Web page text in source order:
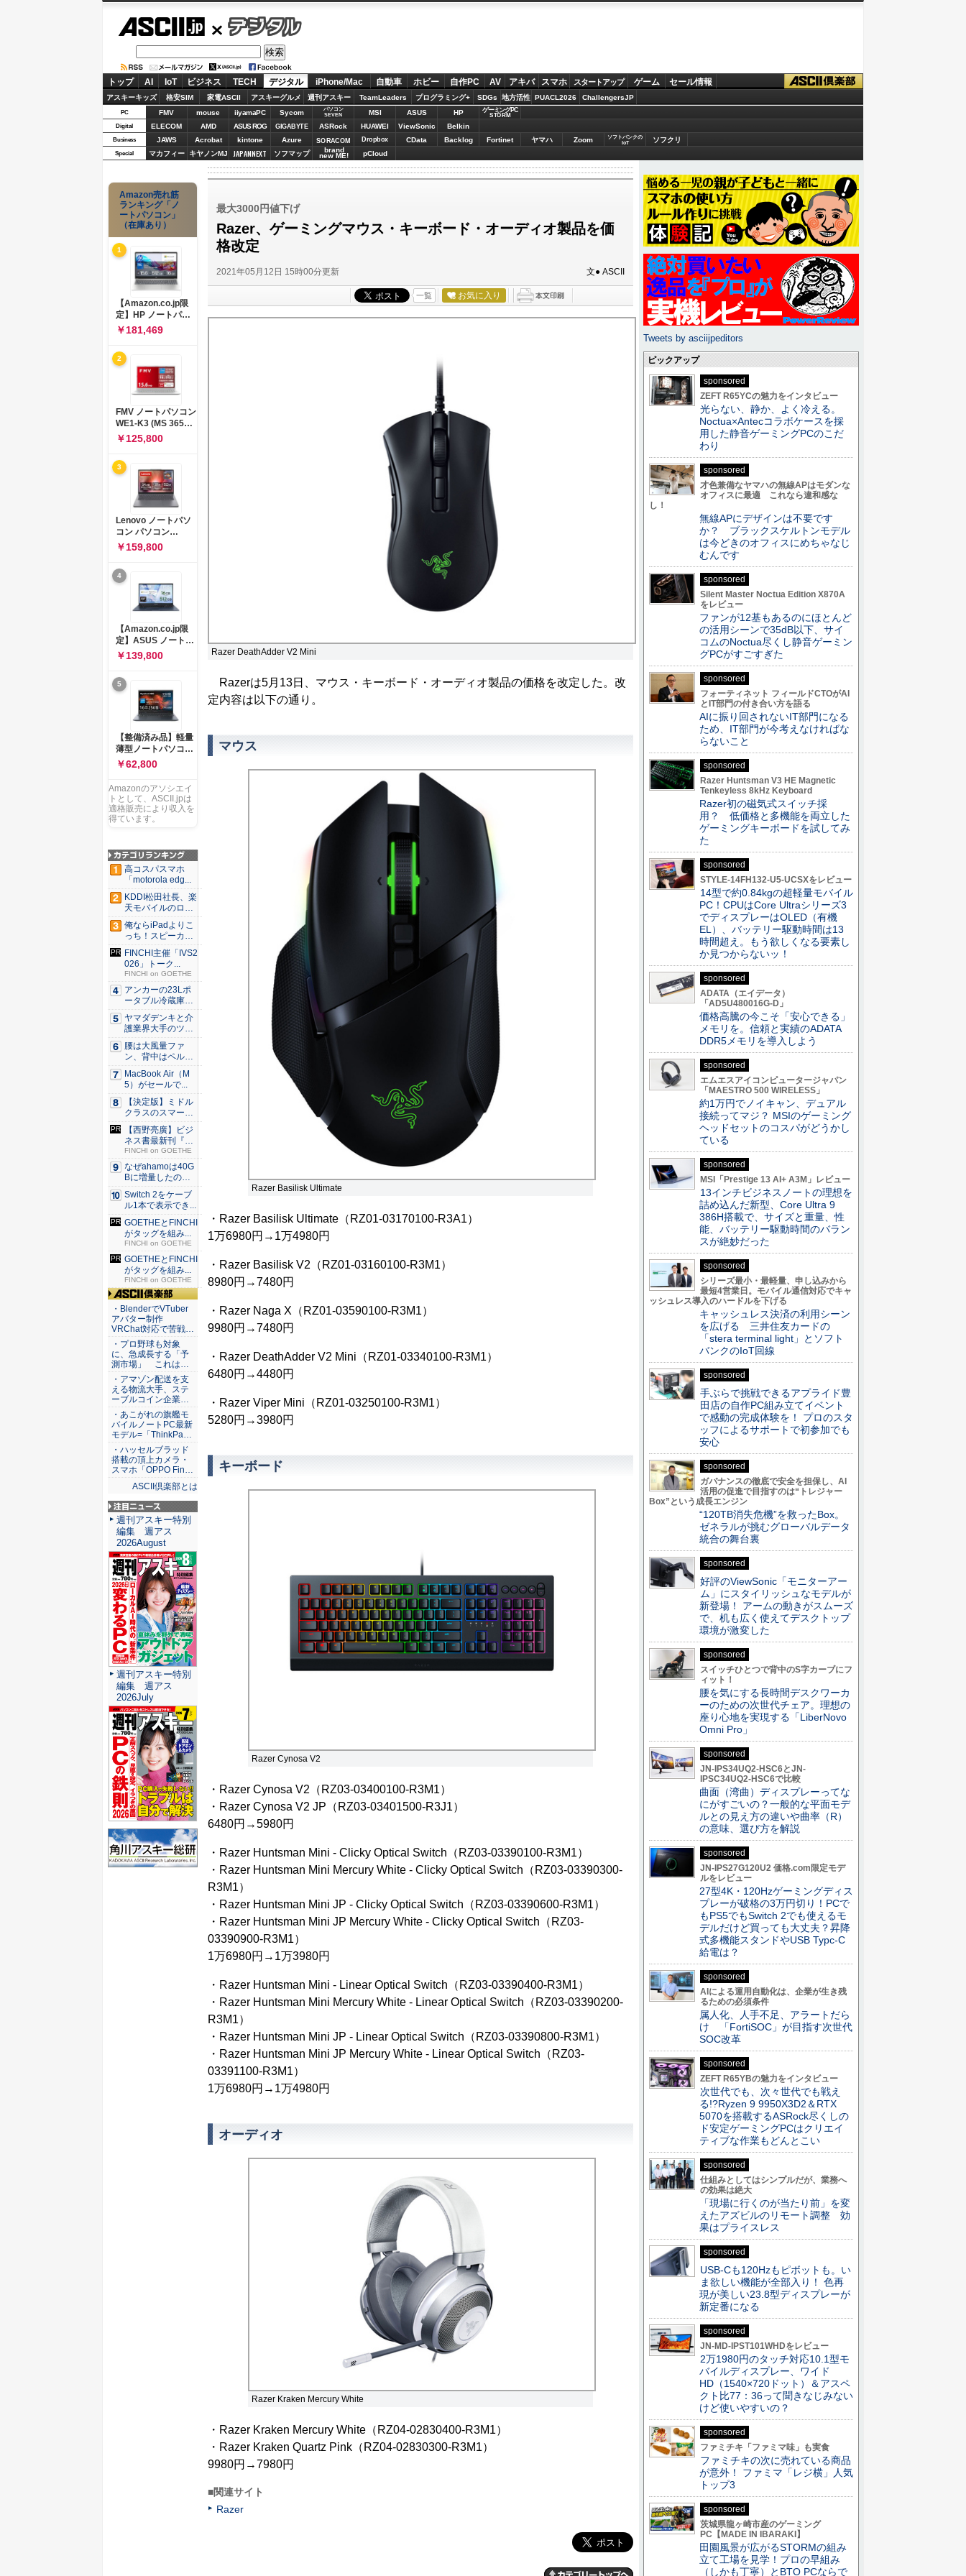
デジタル
トップ AI IoT ビジネス TECH デジタル iPhone/Mac 自動車 ホビー 自作PC AV アキバ スマホ スタートアップ ゲーム セール情報
アスキーキッズ 格安SIM 家電ASCII アスキーグルメ 週刊アスキー TeamLeaders プログラミング+ SDGs 地方活性 PUACL2026 ChallengersJP
PC FMV mouse iiyamaPC Sycom
パソコン
SEVEN
MSI ASUS HP ゲーミングPC
STORM
Digital ELECOM AMD ASUS ROG GIGABYTE ASRock HUAWEI ViewSonic Belkin
Business JAWS Acrobat kintone Azure SORACOM Dropbox CData Backlog Fortinet ヤマハ Zoom
ソフトバンクの
IoT
ソフクリ
Special マカフィー キヤノンMJ JAPANNEXT ソフマップ brand
new ME! pCloud
最大3000円値下げ
Razer、ゲーミングマウス・キーボード・オーディオ製品を価
格改定
2021年05月12日 15時00分更新 文● ASCII
一覧 お気に入り
Razer DeathAdder V2 Mini
Razerは5月13日、マウス・キーボード・オーディオ製品の価格を改定した。改
定内容は以下の通り。
マウス
Razer Basilisk Ultimate
・Razer Basilisk Ultimate（RZ01-03170100-R3A1）
1万6980円→1万4980円
・Razer Basilisk V2（RZ01-03160100-R3M1）
8980円→7480円
・Razer Naga X（RZ01-03590100-R3M1）
9980円→7480円
・Razer DeathAdder V2 Mini（RZ01-03340100-R3M1）
6480円→4480円
・Razer Viper Mini（RZ01-03250100-R3M1）
5280円→3980円
キーボード
Razer Cynosa V2
・Razer Cynosa V2（RZ03-03400100-R3M1）
・Razer Cynosa V2 JP（RZ03-03401500-R3J1）
6480円→5980円
・Razer Huntsman Mini - Clicky Optical Switch（RZ03-03390100-R3M1）
・Razer Huntsman Mini Mercury White - Clicky Optical Switch（RZ03-03390300-
R3M1）
・Razer Huntsman Mini JP - Clicky Optical Switch（RZ03-03390600-R3M1）
・Razer Huntsman Mini JP Mercury White - Clicky Optical Switch（RZ03-
03390900-R3M1）
1万6980円→1万3980円
・Razer Huntsman Mini - Linear Optical Switch（RZ03-03390400-R3M1）
・Razer Huntsman Mini Mercury White - Linear Optical Switch（RZ03-03390200-
R3M1）
・Razer Huntsman Mini JP - Linear Optical Switch（RZ03-03390800-R3M1）
・Razer Huntsman Mini JP Mercury White - Linear Optical Switch（RZ03-
03391100-R3M1）
1万6980円→1万4980円
オーディオ
Razer Kraken Mercury White
・Razer Kraken Mercury White（RZ04-02830400-R3M1）
・Razer Kraken Quartz Pink（RZ04-02830300-R3M1）
9980円→7980円
■関連サイト
Razer
Amazon売れ筋
ランキング「ノ
ートパソコン」
（在庫あり）
1
【Amazon.co.jp限
定】HP ノートパソ
コン 15-fd 15.6イン
チ インテル Core 5
120U メモリ16GB
SSD512GB
Windows 11
Microsoft Office
2024搭載 WPS
Office搭載 カメラシ
ャッター 指紋認証 薄
型 Copilotキー搭載
ナチュラルシルバー
￥181,469
2
FMV ノートパソコン
WE1-K3 (MS 365
Personal/Copilotキ
ー搭載/Win 11/15.6
型/Core
i5/16GB/SSD
512GB/ホワイト)
FMVWK3E15W_AZ
￥125,800
3
Lenovo ノートパソ
コン パソコン
IdeaPad Slim 3 14.0
インチ AMD
Ryzen™ 5 8640HS
メモリ16GB
SSD512GB
Microsoft 365 試用
版 Windows11 バッ
テリー駆動12.6時間
重量1.39kg ルナグレ
ー 83K9003JJP ノー
トPC
￥159,800
4
【Amazon.co.jp限
定】ASUS ノートパ
ソコン Vivobook 15
M1502NAQ 15.6イ
ンチ AMD Ryzen 7
170 メモリ16GB
SSD 512GB
Microsoft 365
Personal (24か月版)
搭載 Windows 11 重
量1.7kg Wi-Fi 6E ク
ワイエットブルー
M1502NAQ-
￥139,800
5
【整備済み品】軽量
薄型ノートパソコン
dynabook G83 ■
13.3型
FHD(1920x1080) -
高性能第11世代Core
i5-1135G7 - メモリ
16GB - SSD 256GB
USB Type-C - MS
Office 2021 - Win11
搭載
￥62,800
Amazonのアソシエイ
トとして、ASCII.jpは
適格販売により収入を
得ています。
高コスパスマホ
「motorola edg...
KDDI松田社長、楽
天モバイルのロー
ミン...
俺ならiPadよりこ
っち！スピーカー
9個...
FINCHI主催「IVS2
026」トーク...
FINCHI on GOETHE
アンカーの23Lポ
ータブル冷蔵庫が
Ama...
ヤマダデンキと介
護業界大手のツク
イが協業...
腰は大風量ファ
ン、背中はペルチ
ェ冷却。ダ...
MacBook Air（M
5）がセールで...
【決定版】ミドル
クラスのスマート
フォンの...
【西野亮廣】ビジ
ネス書最新刊『北
極星 僕...
FINCHI on GOETHE
なぜahamoは40G
Bに増量したの
か ...
Switch 2をケーブ
ル1本で表示でき...
GOETHEとFINCHI
がタッグを組み...
FINCHI on GOETHE
GOETHEとFINCHI
がタッグを組み...
FINCHI on GOETHE
ASCII倶楽部
・BlenderでVTuber
アバター制作
VRChat対応で苦戦…
・プロ野球も対象
に、急成長する「予
測市場」 これは…
・アマゾン配送を支
える物流大手、ステ
ーブルコイン企業…
・あこがれの旗艦モ
バイルノートPC最新
モデル=「ThinkPa…
・ハッセルブラッド
搭載の頂上カメラ・
スマホ「OPPO Fin…
ASCII倶楽部とは
注目ニュース
週刊アスキー特別
編集 週アス
2026August
週刊アスキー特別
編集 週アス
2026July
Tweets by asciijpeditors
ピックアップ
sponsored
ZEFT R65YCの魅力をインタビュー
光らない、静か、よく冷える。
Noctua×Antecコラボケースを採
用した静音ゲーミングPCのこだ
わり
sponsored
才色兼備なヤマハの無線APはモダンな
オフィスに最適 これなら違和感な
し！
無線APにデザインは不要です
か？ ブラックスケルトンモデル
は今どきのオフィスにめちゃなじ
むんです
sponsored
Silent Master Noctua Edition X870A
をレビュー
ファンが12基もあるのにほとんど
の活用シーンで35dB以下、サイ
コムのNoctua尽くし静音ゲーミン
グPCがすごすぎた
sponsored
フォーティネット フィールドCTOがAI
とIT部門の付き合い方を語る
AIに振り回されないIT部門になる
ため、IT部門が今考えなければな
らないこと
sponsored
Razer Huntsman V3 HE Magnetic
Tenkeyless 8kHz Keyboard
Razer初の磁気式スイッチ採
用？ 低価格と多機能を両立した
ゲーミングキーボードを試してみ
た
sponsored
STYLE-14FH132-U5-UCSXをレビュー
14型で約0.84kgの超軽量モバイル
PC！CPUはCore Ultraシリーズ3
でディスプレーはOLED（有機
EL）、バッテリー駆動時間は13
時間超え。もう欲しくなる要素し
か見つからないッ！
sponsored
ADATA（エイデータ）
「AD5U480016G-D」
価格高騰の今こそ「安心できる」
メモリを。信頼と実績のADATA
DDR5メモリを導入しよう
sponsored
エムエスアイコンピュータージャパン
「MAESTRO 500 WIRELESS」
約1万円でノイキャン、デュアル
接続ってマジ？ MSIのゲーミング
ヘッドセットのコスパがどうかし
ている
sponsored
MSI「Prestige 13 AI+ A3M」レビュー
13インチビジネスノートの理想を
詰め込んだ新型、Core Ultra 9
386H搭載で、サイズと重量、性
能、バッテリー駆動時間のバラン
スが絶妙だった
sponsored
シリーズ最小・最軽量、申し込みから
最短4営業日。モバイル通信対応でキャ
ッシュレス導入のハードルを下げる
キャッシュレス決済の利用シーン
を広げる 三井住友カードの
「stera terminal light」とソフト
バンクのIoT回線
sponsored
手ぶらで挑戦できるアプライド豊
田店の自作PC組み立てイベント
で感動の完成体験を！ プロのスタ
ッフによるサポートで初参加でも
安心
sponsored
ガバナンスの徹底で安全を担保し、AI
活用の促進で目指すのは“トレジャー
Box”という成長エンジン
“120TB消失危機”を救ったBox。
ゼネラルが挑むグローバルデータ
統合の舞台裏
sponsored
好評のViewSonic「モニターアー
ム」にスタイリッシュなモデルが
新登場！ アームの動きがスムーズ
で、机も広く使えてデスクトップ
環境が激変した
sponsored
スイッチひとつで背中のS字カーブにフ
ィット！
腰を気にする長時間デスクワーカ
ーのための次世代チェア。理想の
座り心地を実現する「LiberNovo
Omni Pro」
sponsored
JN-IPS34UQ2-HSC6とJN-
IPSC34UQ2-HSC6で比較
曲面（湾曲）ディスプレーってな
にがすごいの？一般的な平面モデ
ルとの見え方の違いや曲率（R）
の意味、選び方を解説
sponsored
JN-IPS27G120U2 価格.com限定モデ
ルをレビュー
27型4K・120Hzゲーミングディス
プレーが破格の3万円切り！PCで
もPS5でもSwitch 2でも使えるモ
デルだけど買っても大丈夫？昇降
式多機能スタンドやUSB Typc-C
給電は？
sponsored
AIによる運用自動化は、企業が生き残
るための必須条件
属人化、人手不足、アラートだら
け 「FortiSOC」が目指す次世代
SOC改革
sponsored
ZEFT R65YBの魅力をインタビュー
次世代でも、次々世代でも戦え
る!?Ryzen 9 9950X3D2＆RTX
5070を搭載するASRock尽くしの
ド安定ゲーミングPCはクリエイ
ティブな作業もどんとこい
sponsored
仕組みとしてはシンプルだが、業務へ
の効果は絶大
「現場に行くのが当たり前」を変
えたアズビルのリモート調整 効
果はプライスレス
sponsored
USB-Cも120Hzもピボットも。い
ま欲しい機能が全部入り！ 色再
現が美しい23.8型ディスプレーが
新定番になる
sponsored
JN-MD-IPST101WHDをレビュー
2万1980円のタッチ対応10.1型モ
バイルディスプレー、ワイド
HD（1540×720ドット）＆アスペ
クト比77：36って聞きなじみない
けど使いやすいの？
sponsored
ファミチキ「ファミマ味」も実食
ファミチキの次に売れている商品
が意外！ ファミマ「レジ横」人気
トップ3
sponsored
茨城県龍ヶ崎市産のゲーミング
PC【MADE IN IBARAKI】
田園風景が広がるSTORMの組み
立て工場を見学！プロの早組み
（しかも丁寧）とBTO PCならで